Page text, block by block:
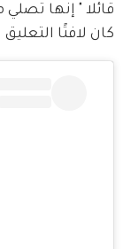
قائلا " إنها
كان لافتًا